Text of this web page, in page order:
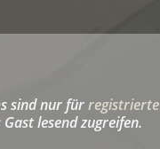
sind nur für
lesend zugreifen.